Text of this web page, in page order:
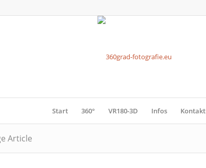
Start 360° VR180-3D Infos Kontakt
Article